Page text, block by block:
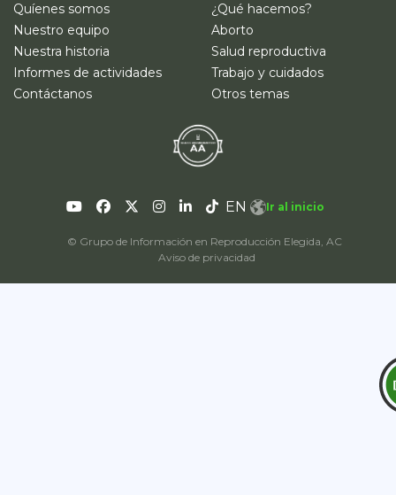
Quíenes somos
Nuestro equipo
Nuestra historia
Informes de actividades
Contáctanos
¿Qué hacemos?
Aborto
Salud reproductiva
Trabajo y cuidados
Otros temas
© Grupo de Información en Reproducción Elegida, AC
Aviso de privacidad
EN Ir al inicio